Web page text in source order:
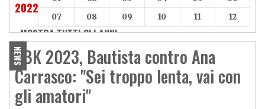
2022
07
08 09 10 11 12
MOSTRA TUTTI GLI ANNI »
NEWS
SBK 2023, Bautista contro Ana
Carrasco: "Sei troppo lenta, vai con
gli amatori"